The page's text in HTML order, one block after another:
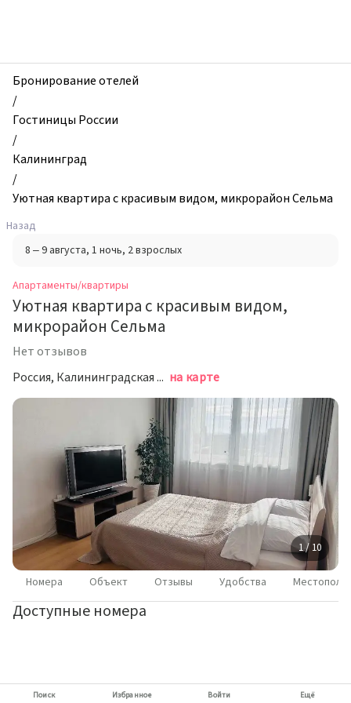
и
квартиры,
Уютная
квартира
красивым
видом,
микрорайон
Сельма,
Калининград,
Россия
Бронирование отелей
/
Гостиницы России
/
Калининград
/
Уютная квартира с красивым видом, микрорайон Сельма
Назад
8 – 9 августа, 1 ночь, 2 взрослых
Апартаменты/квартиры
Уютная квартира с красивым видом,
микрорайон Сельма
Нет отзывов
Россия, Калининградская область Калининград, микрорайон Сельма, улица Виллима Фермора, 5 на карте
1 / 10
Номера Объект Отзывы Удобства
Доступные номера
Поиск Избранное Войти Ещё